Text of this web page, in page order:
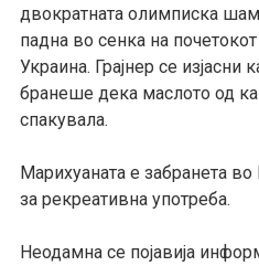
двократната олимписка
падна во сенка на
Украина. Грајнер се изјасни
бранеше дека маслото од
спакувала.
Марихуаната е забранета
за рекреативна употреба.
Неодамна се појавија